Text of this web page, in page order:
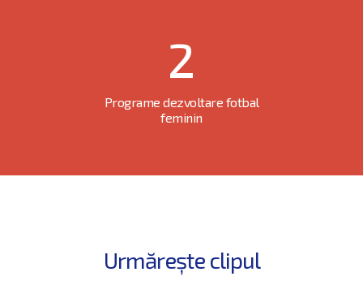
2
Programe dezvoltare fotbal
feminin
Urmărește clipul